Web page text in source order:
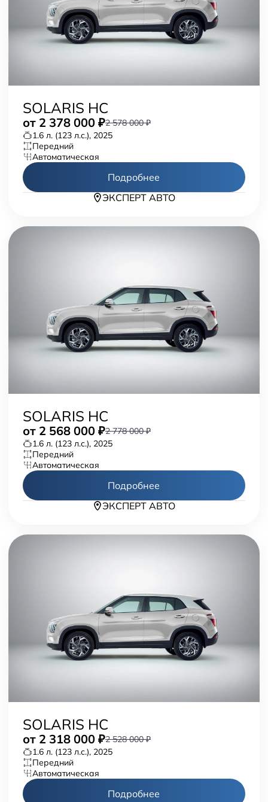
SOLARIS HC
от 2 378 000 ₽2 578 000 ₽
1.6 л. (123 л.с.), 2025
передний
автоматическая
Подробнее
ЭКСПЕРТ АВТО
SOLARIS HC
от 2 568 000 ₽2 778 000 ₽
1.6 л. (123 л.с.), 2025
передний
автоматическая
Подробнее
ЭКСПЕРТ АВТО
SOLARIS HC
от 2 318 000 ₽2 528 000 ₽
1.6 л. (123 л.с.), 2025
передний
автоматическая
Подробнее